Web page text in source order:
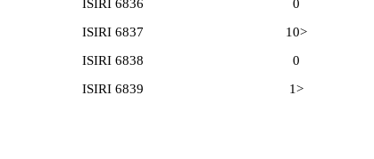
0
ISIRI 6836
<10
ISIRI 6837
0
ISIRI 6838
<1
ISIRI 6839